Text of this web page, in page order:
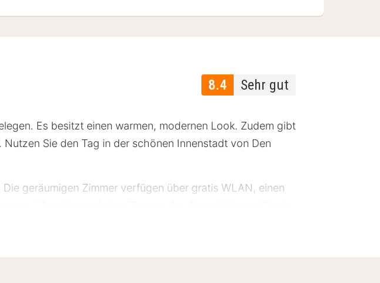
8.4 Sehr gut
Es besitzt einen warmen, modernen Look. Zudem gibt
Sie den Tag in der schönen Innenstadt von Den
geräumigen Zimmer verfügen über gratis WLAN, einen